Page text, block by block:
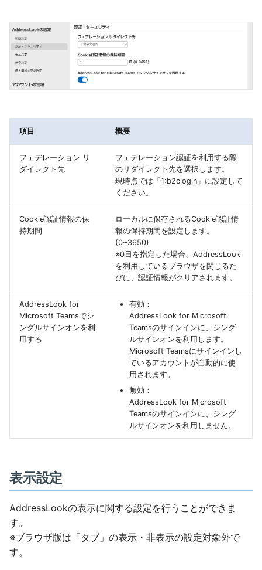
項目 概要
フェデレーション リ
ダイレクト先
フェデレーション認証を利用する際
のリダイレクト先を選択します。
現時点では「1:b2clogin」に設定して
ください。
Cookie認証情報の保
持期間
ローカルに保存されるCookie認証情
報の保持期間を設定します。
(0~3650)
※0日を指定した場合、AddressLook
を利用しているブラウザを閉じるた
びに、認証情報がクリアされます。
AddressLook for
Microsoft Teamsでシ
ングルサインオンを利
用する
有効：
AddressLook for Microsoft
Teamsのサインインに、シング
ルサインオンを利用します。
Microsoft Teamsにサインインし
ているアカウントが自動的に使
用されます。
無効：
AddressLook for Microsoft
Teamsのサインインに、シング
ルサインオンを利用しません。
表示設定
AddressLookの表示に関する設定を行うことができま
す。
※ブラウザ版は「タブ」の表示・非表示の設定対象外で
す。